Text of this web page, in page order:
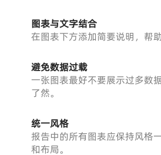
图表与文字结合
在图表下方添加简要说明，帮
避免数据过载
一张图表最好不要展示过多数
了然。
统一风格
报告中的所有图表应保持风格
和布局。